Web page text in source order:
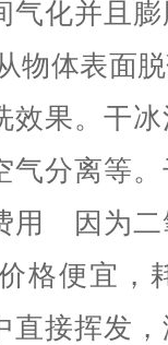
气化并且
物体表面
效果。干
气分离等
用 因为二
格便宜，
直接挥发